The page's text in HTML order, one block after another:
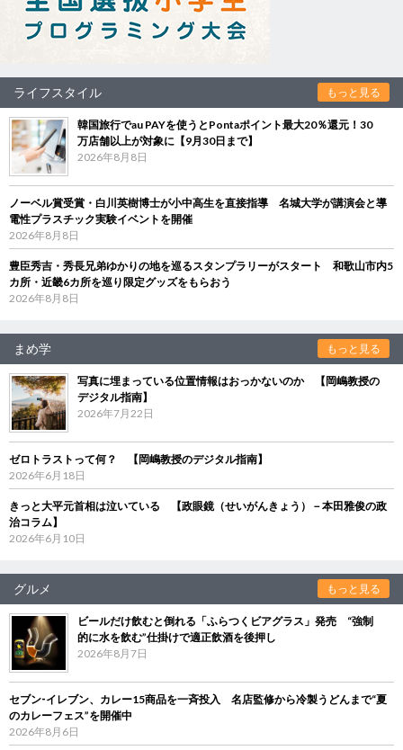
ライフスタイル もっと見る
韓国旅行でau PAYを使うとPontaポイント最大20％還元！30
万店舗以上が対象に【9月30日まで】
2026年8月8日
ノーベル賞受賞・白川英樹博士が小中高生を直接指導 名城大学が講演会と導
電性プラスチック実験イベントを開催
2026年8月8日
豊臣秀吉・秀長兄弟ゆかりの地を巡るスタンプラリーがスタート 和歌山市内5
カ所・近畿6カ所を巡り限定グッズをもらおう
2026年8月8日
まめ学 もっと見る
写真に埋まっている位置情報はおっかないのか 【岡嶋教授の
デジタル指南】
2026年7月22日
ゼロトラストって何？ 【岡嶋教授のデジタル指南】
2026年6月18日
きっと大平元首相は泣いている 【政眼鏡（せいがんきょう）－本田雅俊の政
治コラム】
2026年6月10日
グルメ もっと見る
ビールだけ飲むと倒れる「ふらつくビアグラス」発売 “強制
的に水を飲む”仕掛けで適正飲酒を後押し
2026年8月7日
セブン‐イレブン、カレー15商品を一斉投入 名店監修から冷製うどんまで“夏
のカレーフェス”を開催中
2026年8月6日